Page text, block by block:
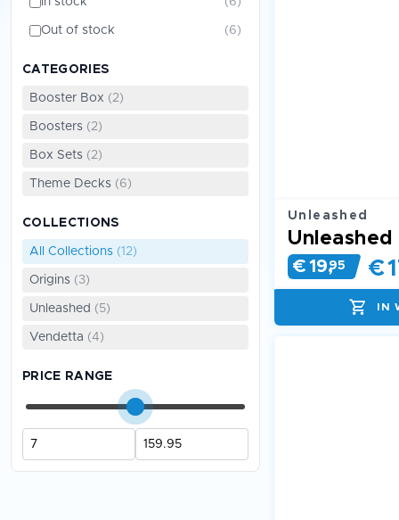
Out of stock (6)
CATEGORIES
Booster Box (2)
Boosters (2)
Box Sets (2)
Theme Decks (6)
COLLECTIONS
All Collections (12)
Origins (3)
Unleashed (5)
Vendetta (4)
PRICE RANGE
Unleashed
€ 19,95 €
IN